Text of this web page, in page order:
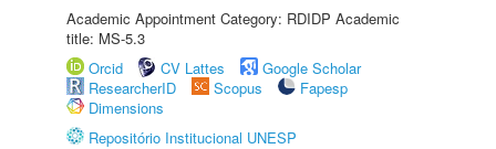
Academic Appointment Category: RDIDP Academic
title: MS-5.3
Orcid
CV Lattes
Google Scholar
ResearcherID
Scopus
Fapesp
Dimensions
Repositório Institucional UNESP